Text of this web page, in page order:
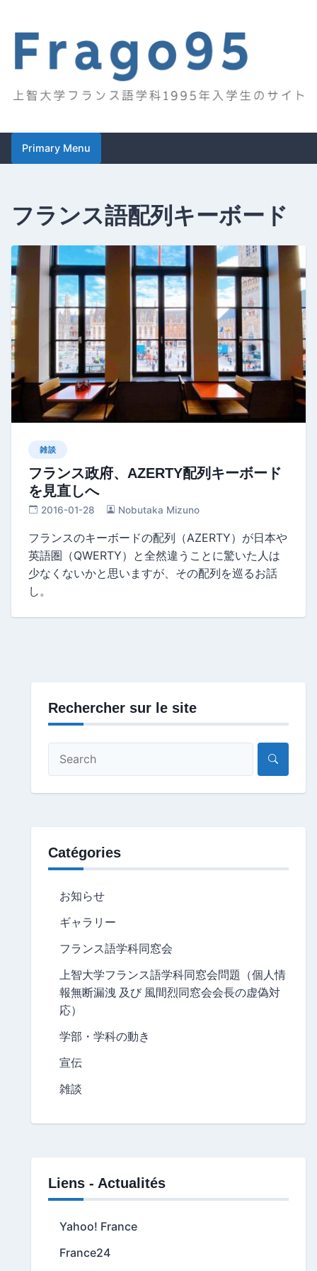
content
Frago95
Primary Menu
フランス語配列キーボード
雑談
フランス政府、AZERTY配列キーボード
を見直しへ
2016-01-28 Nobutaka Mizuno
フランスのキーボードの配列（AZERTY）が日本や
英語圏（QWERTY）と全然違うことに驚いた人は
少なくないかと思いますが、その配列を巡るお話
し。
Rechercher sur le site
Catégories
お知らせ
ギャラリー
フランス語学科同窓会
上智大学フランス語学科同窓会問題（個人情
報無断漏洩 及び 風間烈同窓会会長の虚偽対
応）
学部・学科の動き
宣伝
雑談
Liens - Actualités
Yahoo! France
France24